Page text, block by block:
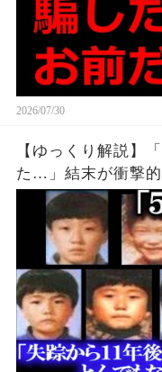
2026/07/30
【ゆっくり解説】
た…」結末が衝撃